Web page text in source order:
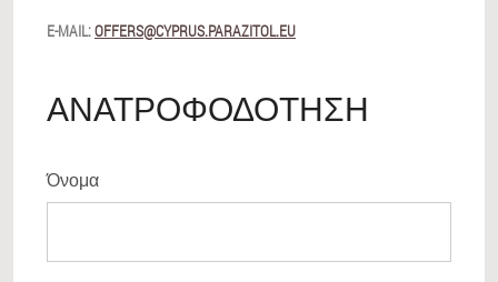
E-MAIL:OFFERS@CYPRUS.PARAZITOL.EU
ΑΝΑΤΡΟΦΟΔΌΤΗΣΗ
Όνομα